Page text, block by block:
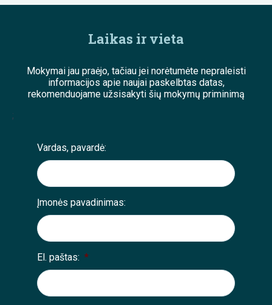
Laikas ir vieta
Mokymai jau praėjo, tačiau jei norėtumėte nepraleisti
informacijos apie naujai paskelbtas datas,
rekomenduojame užsisakyti šių mokymų priminimą
;
Vardas, pavardė:
Įmonės pavadinimas:
El. paštas: *